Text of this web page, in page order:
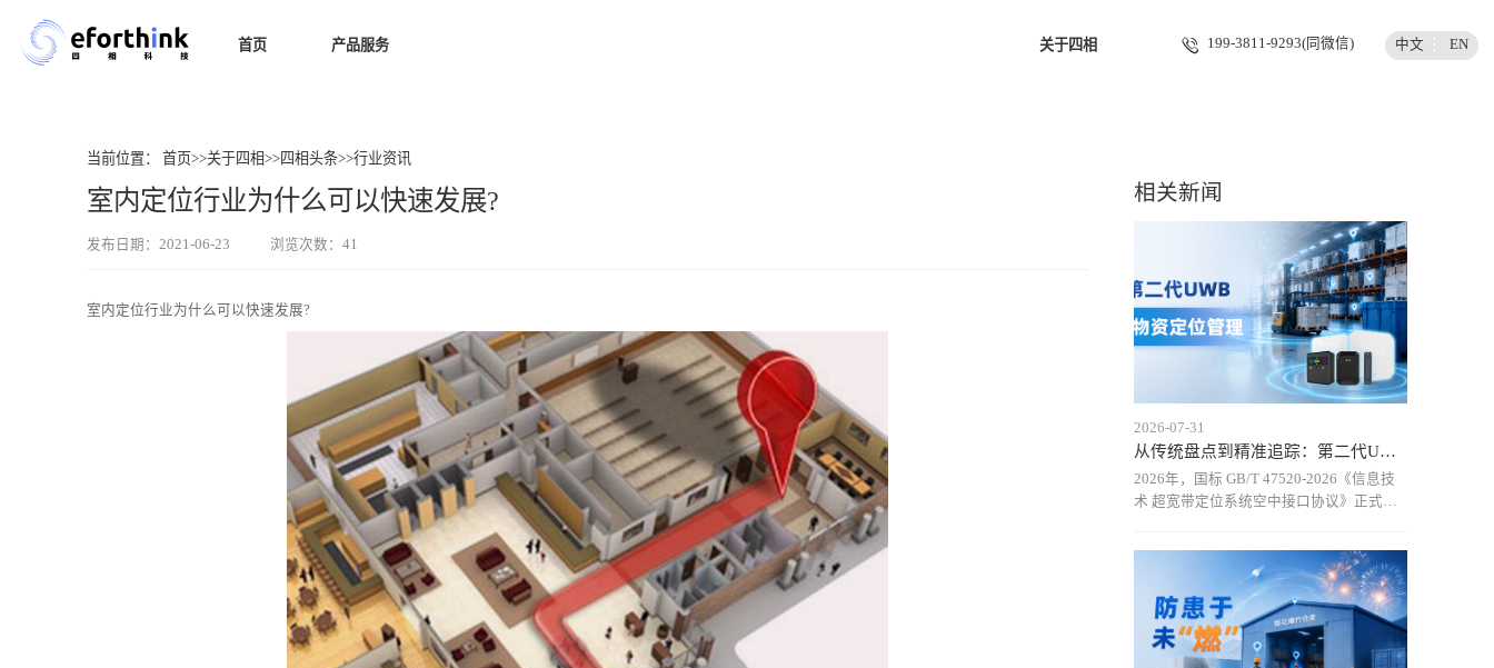
首页 产品服务 关于四相 199-3811-9293(同微信) 中文 EN
当前位置： 首页>>关于四相>>四相头条>>行业资讯
室内定位行业为什么可以快速发展?
发布日期：2021-06-23 浏览次数：41
室内定位行业为什么可以快速发展?
相关新闻
2026-07-31
从传统盘点到精准追踪：第二代UWB定位技术重新定义仓储物资货
2026年，国标 GB/T 47520-2026《信息技
术 超宽带定位系统空中接口协议》正式实
物资定位方案，通过统一通信规范和设备
接口，实现厘米级定位、实时动态追